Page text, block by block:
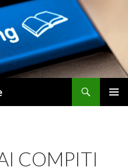
COMPITI